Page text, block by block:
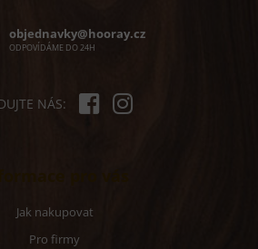
objednavky@hooray.cz
ODPOVÍDÁME DO 24H
NÁS:
Jak nakupovat
Pro firmy